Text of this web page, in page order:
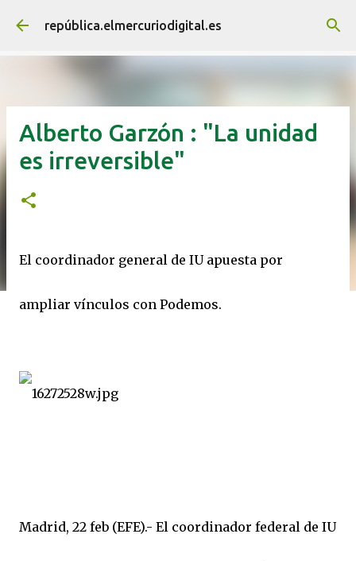
Ir al contenido principal
república.elmercuriodigital.es
Alberto Garzón : "La unidad
es irreversible"
El coordinador general de IU apuesta por
ampliar vínculos con Podemos.
Madrid, 22 feb (EFE).- El coordinador federal de IU